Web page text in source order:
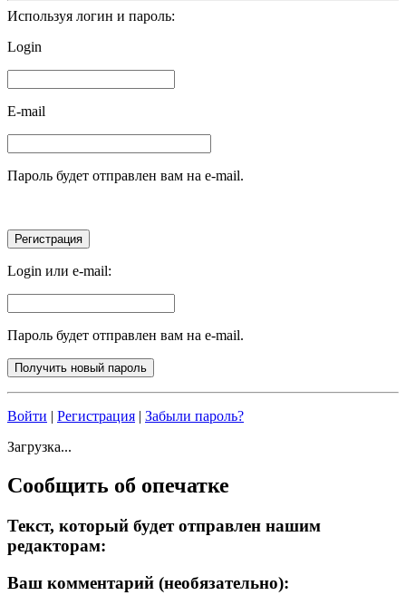
Используя логин и пароль:
Login
E-mail
Пароль будет отправлен вам на e-mail.
Login или e-mail:
Пароль будет отправлен вам на e-mail.
Войти | Регистрация | Забыли пароль?
Загрузка...
Сообщить об опечатке
Текст, который будет отправлен нашим
редакторам:
Ваш комментарий (необязательно):